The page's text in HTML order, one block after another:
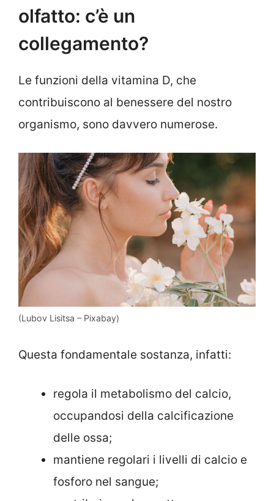
olfatto: c’è un
collegamento?
Le funzioni della vitamina D, che
contribuiscono al benessere del nostro
organismo, sono davvero numerose.
(Lubov Lisitsa – Pixabay)
Questa fondamentale sostanza, infatti:
regola il metabolismo del calcio,
occupandosi della calcificazione
delle ossa;
mantiene regolari i livelli di calcio e
fosforo nel sangue;